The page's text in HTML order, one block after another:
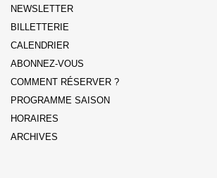
NEWSLETTER
BILLETTERIE
CALENDRIER
ABONNEZ-VOUS
COMMENT RÉSERVER ?
PROGRAMME SAISON
HORAIRES
ARCHIVES